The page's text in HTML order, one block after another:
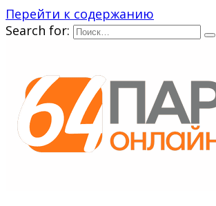
Перейти к содержанию
Search for: